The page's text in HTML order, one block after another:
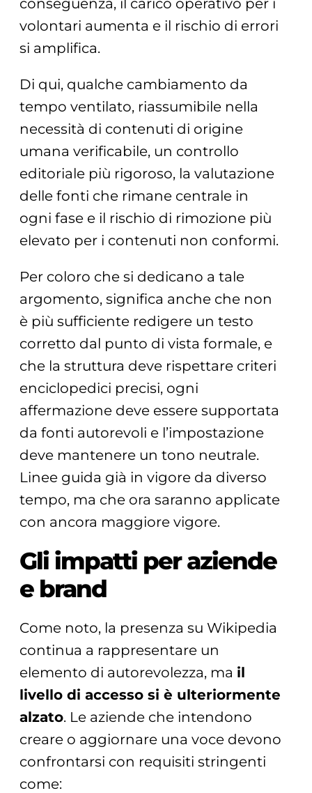
volontari aumenta e il rischio di errori
si amplifica.
Di qui, qualche cambiamento da
tempo ventilato, riassumibile nella
necessità di contenuti di origine
umana verificabile, un controllo
editoriale più rigoroso, la valutazione
delle fonti che rimane centrale in
ogni fase e il rischio di rimozione più
elevato per i contenuti non conformi.
Per coloro che si dedicano a tale
argomento, significa anche che non
è più sufficiente redigere un testo
corretto dal punto di vista formale, e
che la struttura deve rispettare criteri
enciclopedici precisi, ogni
affermazione deve essere supportata
da fonti autorevoli e l’impostazione
deve mantenere un tono neutrale.
Linee guida già in vigore da diverso
tempo, ma che ora saranno applicate
con ancora maggiore vigore.
Gli impatti per aziende
e brand
Come noto, la presenza su Wikipedia
continua a rappresentare un
elemento di autorevolezza, ma il
livello di accesso si è ulteriormente
alzato. Le aziende che intendono
creare o aggiornare una voce devono
confrontarsi con requisiti stringenti
come: